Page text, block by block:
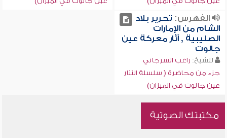
الفهرس: تحرير بلاد
الشام من الإمارات
الصليبية , آثار معركة عين
جالوت
للشيخ: راغب السرجاني
جزء من محاضرة ( سلسلة التتار
عين جالوت في الميزان)
مكتبتك الصوتية